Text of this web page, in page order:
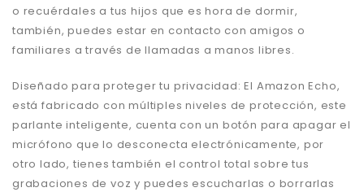
o recuérdales a tus hijos que es hora de dormir,
también, puedes estar en contacto con amigos o
familiares a través de llamadas a manos libres.
Diseñado para proteger tu privacidad: El Amazon Echo,
está fabricado con múltiples niveles de protección, este
parlante inteligente, cuenta con un botón para apagar el
micrófono que lo desconecta electrónicamente, por
otro lado, tienes también el control total sobre tus
grabaciones de voz y puedes escucharlas o borrarlas